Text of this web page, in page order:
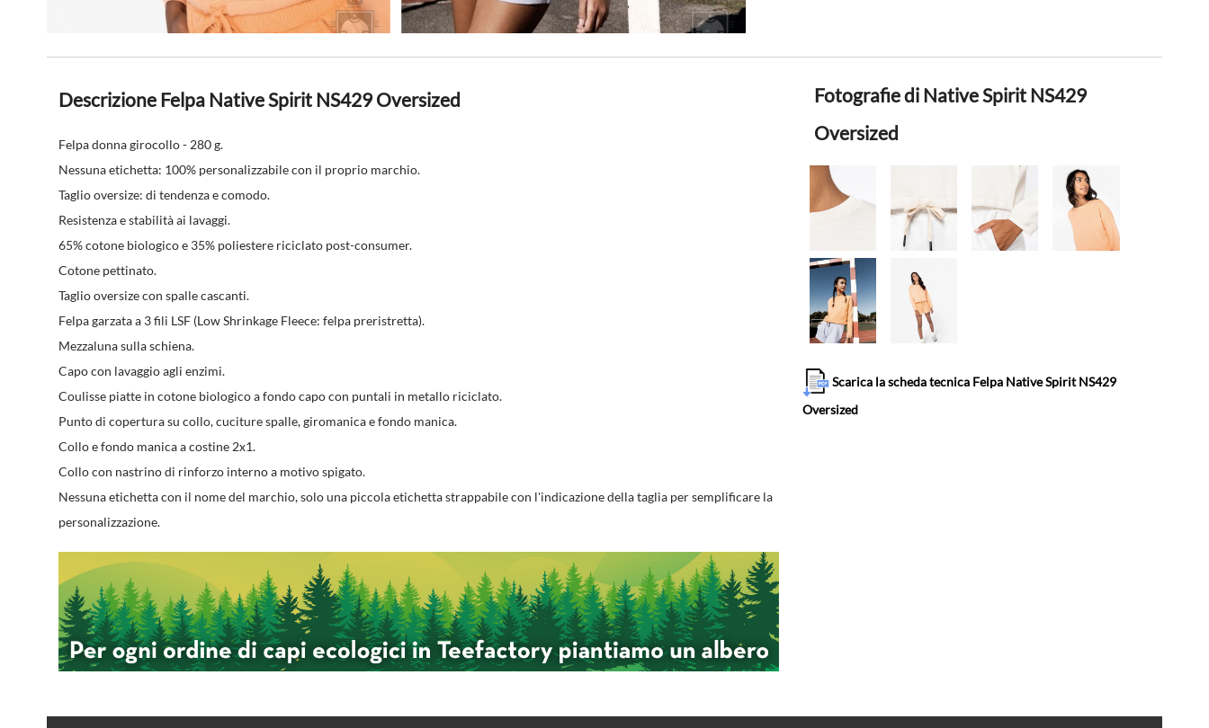
Descrizione Felpa Native Spirit NS429 Oversized
Felpa donna girocollo - 280 g.
Nessuna etichetta: 100% personalizzabile con il proprio marchio.
Taglio oversize: di tendenza e comodo.
Resistenza e stabilità ai lavaggi.
65% cotone biologico e 35% poliestere riciclato post-consumer.
Cotone pettinato.
Taglio oversize con spalle cascanti.
Felpa garzata a 3 fili LSF (Low Shrinkage Fleece: felpa preristretta).
Mezzaluna sulla schiena.
Capo con lavaggio agli enzimi.
Coulisse piatte in cotone biologico a fondo capo con puntali in metallo riciclato.
Punto di copertura su collo, cuciture spalle, giromanica e fondo manica.
Collo e fondo manica a costine 2x1.
Collo con nastrino di rinforzo interno a motivo spigato.
Nessuna etichetta con il nome del marchio, solo una piccola etichetta strappabile con l'indicazione della taglia per semplificare la
personalizzazione.
Fotografie di Native Spirit NS429
Oversized
Scarica la scheda tecnica Felpa Native Spirit NS429
Oversized